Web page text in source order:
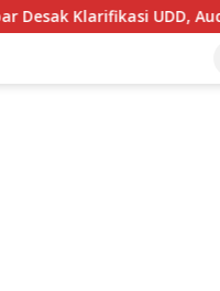
UDD, Audit Jadi Opsi